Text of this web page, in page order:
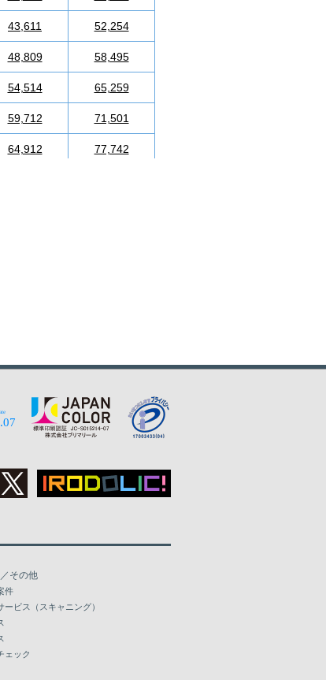
43,611 52,254
48,809 58,495
54,514 65,259
59,712 71,501
64,912 77,742
101,824 121,987
107,038 128,244
112,236 134,486
120,549 144,472
128,845 154,459
133,507
137,661 164,951
その他
件
ービス（スキャニング）
ェック